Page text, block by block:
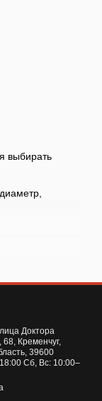
выбирать
диаметр
операции
Доктора
68, Кременчуг,
39600
Сб, Вс: 10:00–